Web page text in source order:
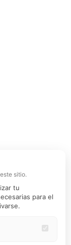
sitio.
tu
para el